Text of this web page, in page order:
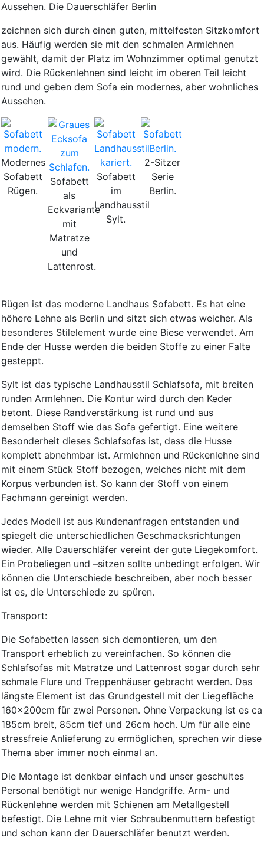
Aussehen. Die Dauerschläfer Berlin
zeichnen sich durch einen guten, mittelfesten Sitzkomfort
aus. Häufig werden sie mit den schmalen Armlehnen
gewählt, damit der Platz im Wohnzimmer optimal genutzt
wird. Die Rückenlehnen sind leicht im oberen Teil leicht
rund und geben dem Sofa ein modernes, aber wohnliches
Aussehen.
Modernes
Sofabett
Rügen.
Sofabett
als
Eckvariante
mit
Matratze
und
Lattenrost.
Sofabett
im
Landhausstil
Sylt.
2-Sitzer
Serie
Berlin.
Rügen ist das moderne Landhaus Sofabett. Es hat eine
höhere Lehne als Berlin und sitzt sich etwas weicher. Als
besonderes Stilelement wurde eine Biese verwendet. Am
Ende der Husse werden die beiden Stoffe zu einer Falte
gesteppt.
Sylt ist das typische Landhausstil Schlafsofa, mit breiten
runden Armlehnen. Die Kontur wird durch den Keder
betont. Diese Randverstärkung ist rund und aus
demselben Stoff wie das Sofa gefertigt. Eine weitere
Besonderheit dieses Schlafsofas ist, dass die Husse
komplett abnehmbar ist. Armlehnen und Rückenlehne sind
mit einem Stück Stoff bezogen, welches nicht mit dem
Korpus verbunden ist. So kann der Stoff von einem
Fachmann gereinigt werden.
Jedes Modell ist aus Kundenanfragen entstanden und
spiegelt die unterschiedlichen Geschmacksrichtungen
wieder. Alle Dauerschläfer vereint der gute Liegekomfort.
Ein Probeliegen und –sitzen sollte unbedingt erfolgen. Wir
können die Unterschiede beschreiben, aber noch besser
ist es, die Unterschiede zu spüren.
Transport:
Die Sofabetten lassen sich demontieren, um den
Transport erheblich zu vereinfachen. So können die
Schlafsofas mit Matratze und Lattenrost sogar durch sehr
schmale Flure und Treppenhäuser gebracht werden. Das
längste Element ist das Grundgestell mit der Liegefläche
160x200cm für zwei Personen. Ohne Verpackung ist es ca
185cm breit, 85cm tief und 26cm hoch. Um für alle eine
stressfreie Anlieferung zu ermöglichen, sprechen wir diese
Thema aber immer noch einmal an.
Die Montage ist denkbar einfach und unser geschultes
Personal benötigt nur wenige Handgriffe. Arm- und
Rückenlehne werden mit Schienen am Metallgestell
befestigt. Die Lehne mit vier Schraubenmuttern befestigt
und schon kann der Dauerschläfer benutzt werden.